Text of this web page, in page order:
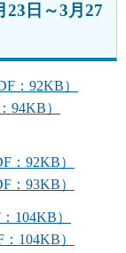
23日～3月27
：92KB）
）
92KB）
93KB）
104KB）
104KB）